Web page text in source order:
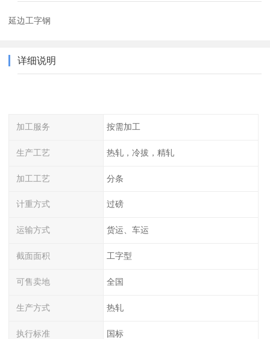
延边工字钢
详细说明
加工服务 按需加工
生产工艺 热轧，冷拔，精轧
加工工艺 分条
计重方式 过磅
运输方式 货运、车运
截面面积 工字型
可售卖地 全国
生产方式 热轧
执行标准 国标